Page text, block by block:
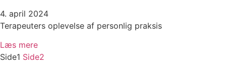
4. april 2024
Terapeuters oplevelse af personlig praksis
Læs mere
Side1 Side2